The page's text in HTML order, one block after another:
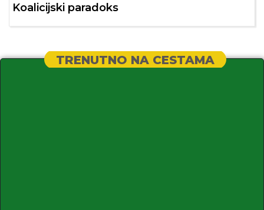
Koalicijski paradoks
TRENUTNO NA CESTAMA